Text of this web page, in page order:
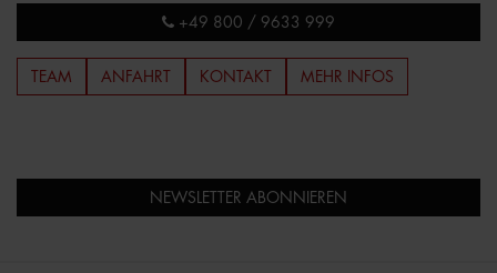
+49 800 / 9633 999
TEAM ANFAHRT KONTAKT MEHR INFOS
NEWSLETTER ABONNIEREN